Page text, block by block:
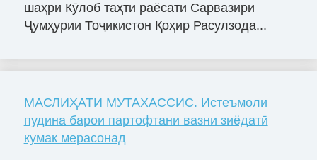
шаҳри Кӯлоб таҳти раёсати Сарвазири
Ҷумҳурии Тоҷикистон Қоҳир Расулзода...
МАСЛИҲАТИ МУТАХАССИС. Истеъмоли
пудина барои партофтани вазни зиёдатӣ
кумак мерасонад